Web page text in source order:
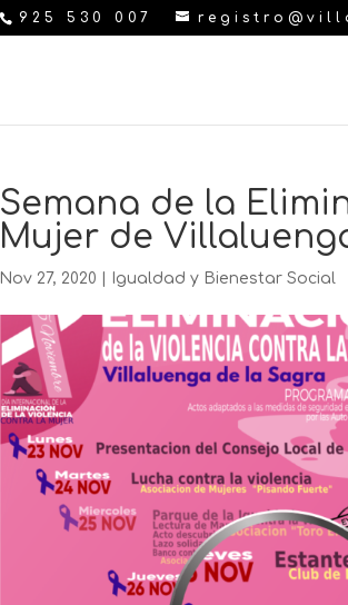
925 530 007
Semana de la
Mujer de
Nov 27, 2020 Igualdad y Bienestar Social